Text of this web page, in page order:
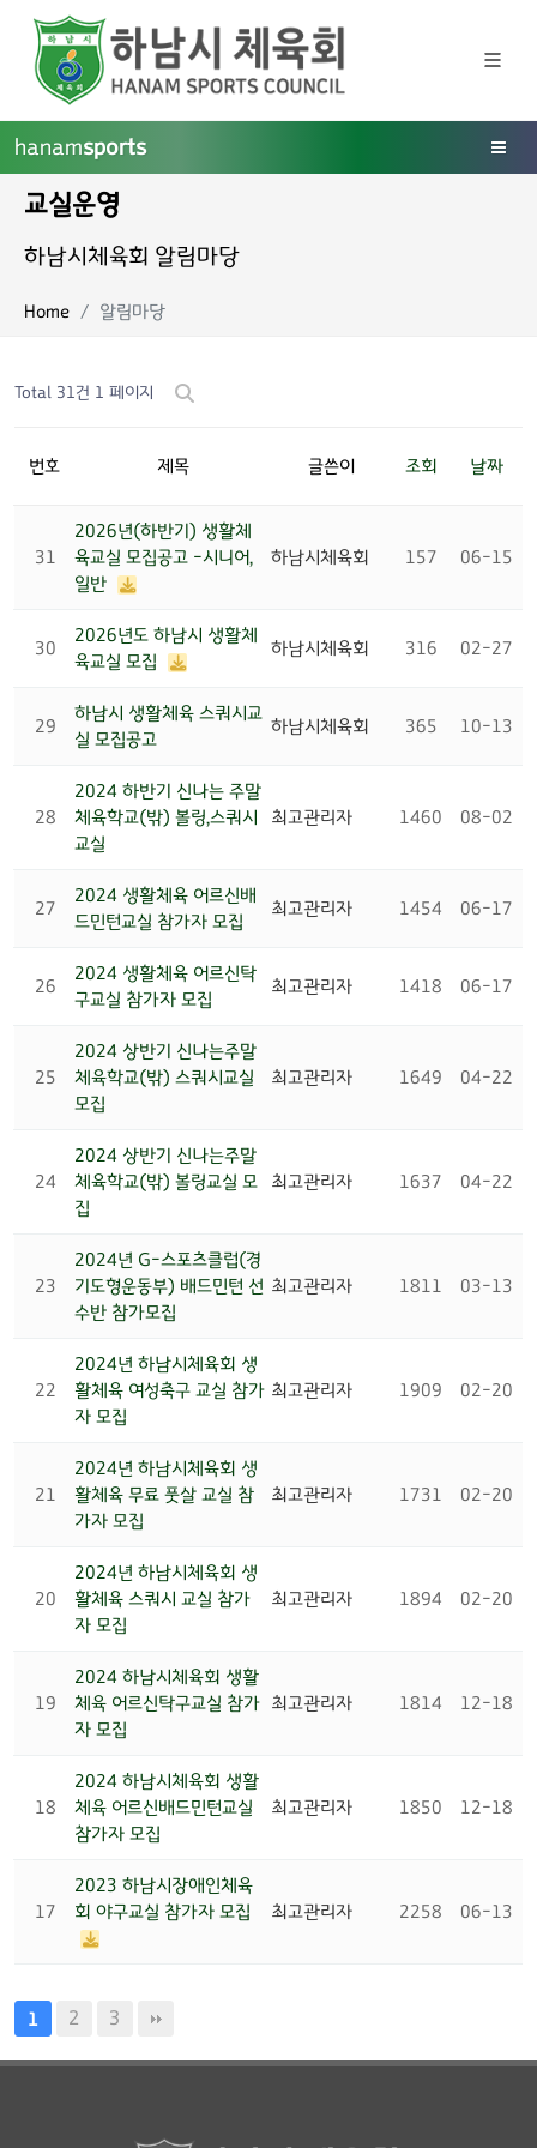
hanamsports
교실운영
하남시체육회 알림마당
Home 알림마당
Total 31건 1 페이지
번호 제목 글쓴이 조회 날짜
31
2026년(하반기) 생활체
육교실 모집공고 -시니어,
일반
하남시체육회 157 06-15
30
2026년도 하남시 생활체
육교실 모집
하남시체육회 316 02-27
29
하남시 생활체육 스쿼시교
실 모집공고
하남시체육회 365 10-13
28
2024 하반기 신나는 주말
체육학교(밖) 볼링,스쿼시
교실
최고관리자 1460 08-02
27
2024 생활체육 어르신배
드민턴교실 참가자 모집
최고관리자 1454 06-17
26
2024 생활체육 어르신탁
구교실 참가자 모집
최고관리자 1418 06-17
25
2024 상반기 신나는주말
체육학교(밖) 스쿼시교실
모집
최고관리자 1649 04-22
24
2024 상반기 신나는주말
체육학교(밖) 볼링교실 모
집
최고관리자 1637 04-22
23
2024년 G-스포츠클럽(경
기도형운동부) 배드민턴 선
수반 참가모집
최고관리자 1811 03-13
22
2024년 하남시체육회 생
활체육 여성축구 교실 참가
자 모집
최고관리자 1909 02-20
21
2024년 하남시체육회 생
활체육 무료 풋살 교실 참
가자 모집
최고관리자 1731 02-20
20
2024년 하남시체육회 생
활체육 스쿼시 교실 참가
자 모집
최고관리자 1894 02-20
19
2024 하남시체육회 생활
체육 어르신탁구교실 참가
자 모집
최고관리자 1814 12-18
18
2024 하남시체육회 생활
체육 어르신배드민턴교실
참가자 모집
최고관리자 1850 12-18
17
2023 하남시장애인체육
회 야구교실 참가자 모집
최고관리자 2258 06-13
1 2 3